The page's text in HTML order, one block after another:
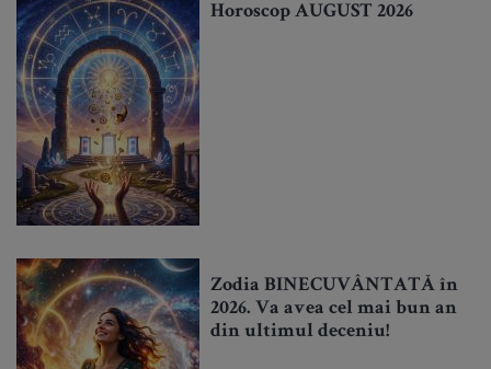
Horoscop AUGUST 2026
Zodia BINECUVÂNTATĂ în
2026. Va avea cel mai bun an
din ultimul deceniu!